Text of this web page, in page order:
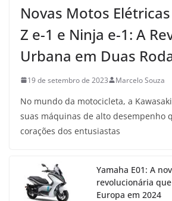
Novas Motos
Z e-1 e Ninja e-1: A
Urbana em Duas
19 de setembro de 2023 Marcelo Souza
No mundo da motocicleta, a
suas máquinas de alto desempenho
corações dos entusiastas
Yamaha E01: A
revolucionária
Europa em 2024